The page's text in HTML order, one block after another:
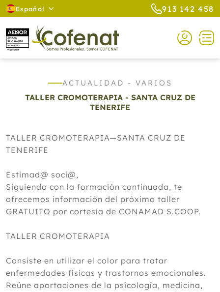
Español 913 142 458
ACTUALIDAD - VARIOS
TALLER CROMOTERAPIA - SANTA CRUZ DE
TENERIFE
TALLER CROMOTERAPIA—SANTA CRUZ DE
TENERIFE
Estimad@ soci@,
Siguiendo con la formación continuada, te
ofrecemos información del próximo taller
GRATUITO por cortesía de CONAMAD S.COOP.
TALLER CROMOTERAPIA
Consiste en utilizar el color para tratar
enfermedades físicas y trastornos emocionales.
Reúne aportaciones de la psicología, medicina,